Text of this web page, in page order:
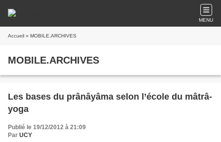
MENU
Accueil » MOBILE.ARCHIVES
MOBILE.ARCHIVES
Les bases du prânâyâma selon l’école du mâtrâ-
yoga
Publié le 19/12/2012 à 21:09
Par UCY